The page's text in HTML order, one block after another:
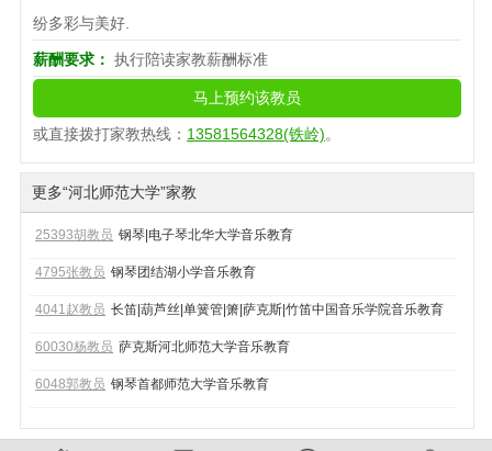
纷多彩与美好.
薪酬要求： 执行陪读家教薪酬标准
马上预约该教员
或直接拨打家教热线： 13581564328(铁岭)。
更多“河北师范大学”家教
25393胡教员 钢琴|电子琴北华大学音乐教育
4795张教员 钢琴团结湖小学音乐教育
4041赵教员 长笛|葫芦丝|单簧管|箫|萨克斯|竹笛中国音乐学院音乐教育
60030杨教员 萨克斯河北师范大学音乐教育
6048郭教员 钢琴首都师范大学音乐教育